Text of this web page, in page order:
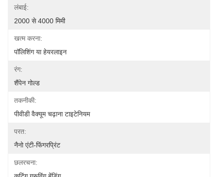
लंबाई:
2000 से 4000 मिमी
खत्म करना:
पॉलिशिंग या हेयरलाइन
रंग:
शैंपेन गोल्ड
तकनीकी:
पीवीडी वैक्यूम चढ़ाना टाइटेनियम
परत:
नैनो एंटी-फिंगरप्रिंट
छलरचना: